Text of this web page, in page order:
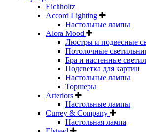
Eichholtz
Accord Lighting
Настольные лампы
Alora Mood
Люстры и подвесные
Потолочные
Бра и настенные
Подсветка для картин
Настольные лампы
Торшеры
Arteriors
Настольные лампы
Currey & Company
Настольная лампа